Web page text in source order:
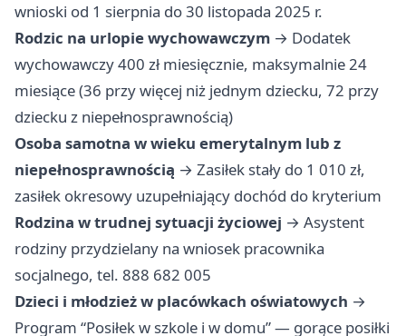
wnioski od 1 sierpnia do 30 listopada 2025 r.
Rodzic na urlopie wychowawczym → Dodatek
wychowawczy 400 zł miesięcznie, maksymalnie 24
miesiące (36 przy więcej niż jednym dziecku, 72 przy
dziecku z niepełnosprawnością)
Osoba samotna w wieku emerytalnym lub z
niepełnosprawnością → Zasiłek stały do 1 010 zł,
zasiłek okresowy uzupełniający dochód do kryterium
Rodzina w trudnej sytuacji życiowej → Asystent
rodziny przydzielany na wniosek pracownika
socjalnego, tel. 888 682 005
Dzieci i młodzież w placówkach oświatowych →
Program “Posiłek w szkole i w domu” — gorące posiłki